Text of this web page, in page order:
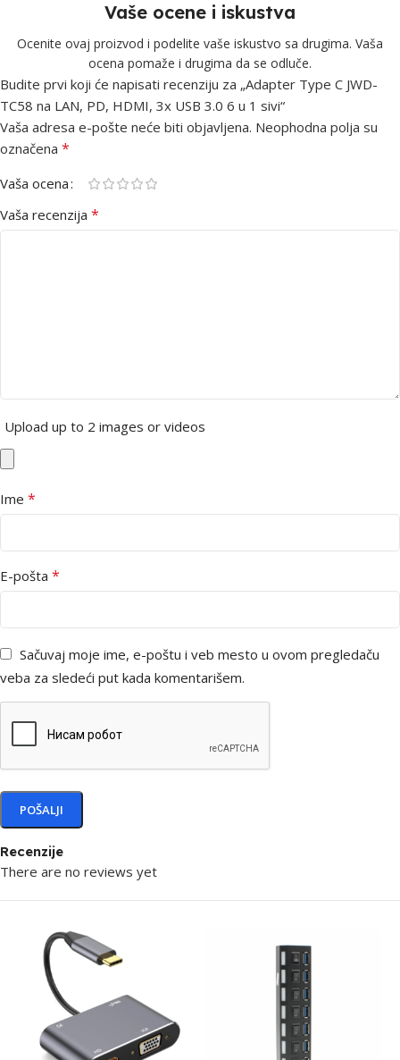
Vaše ocene i iskustva
Ocenite ovaj proizvod i podelite vaše iskustvo sa drugima. Vaša
ocena pomaže i drugima da se odluče.
Recenzije
There are no reviews yet
Budite prvi koji će napisati recenziju za „Adapter Type C JWD-
TC58 na LAN, PD, HDMI, 3x USB 3.0 6 u 1 sivi“
Vaša adresa e-pošte neće biti objavljena. Neophodna polja su
označena *
Vaša ocena
Vaša recenzija *
Upload up to 2 images or videos
Ime *
E-pošta *
Sačuvaj moje ime, e-poštu i veb mesto u ovom pregledaču
veba za sledeći put kada komentarišem.